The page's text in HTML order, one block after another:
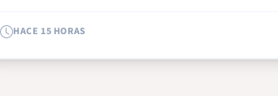
HACE 15 HORAS